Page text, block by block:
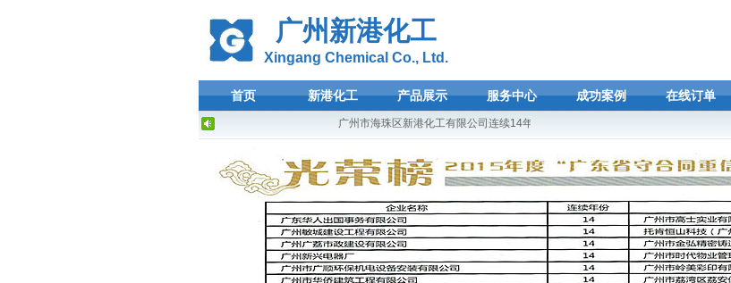
广州新港化工
Xingang Chemical Co., Ltd.
首页 新港化工 产品展示 服务中心 成功案例 在线订单
广州市海珠区新港化工有限公司连续14年荣登广东省守合同重信用企业光荣榜！欢